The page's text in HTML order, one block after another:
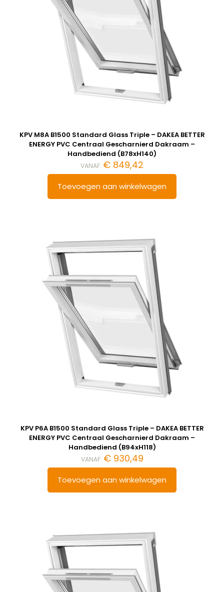
KPV M8A B1500 Standard Glass Triple – DAKEA BETTER
ENERGY PVC Centraal Gescharnierd Dakraam –
Handbediend (B78xH140)
VANAF: € 849,42
Toevoegen aan winkelwagen
KPV P6A B1500 Standard Glass Triple – DAKEA BETTER
ENERGY PVC Centraal Gescharnierd Dakraam –
Handbediend (B94xH118)
VANAF: €930,49
Toevoegen aan winkelwagen